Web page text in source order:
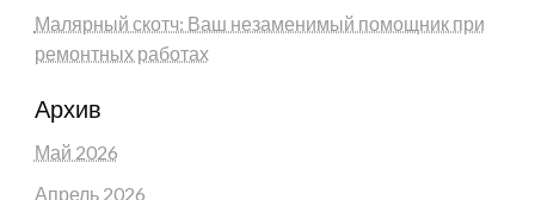
Малярный скотч: Ваш незаменимый помощник при
ремонтных работах
Архив
Май 2026
Апрель 2026